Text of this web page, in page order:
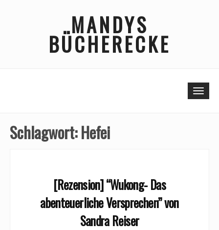
MANDYS
BÜCHERECKE
Schlagwort:Hefei
[Rezension] “Wukong- Das
abenteuerliche Versprechen” von
Sandra Reiser